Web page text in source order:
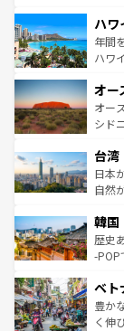
ば市
着の
のよ
ンメ
西部
部の
文化
しみ
ならでは
情報
ハワ
年間
ハワ
ワイ
島だ
おす
れる
人々
ク、
ワイを、
はコ
オー
オー
シド
リア
ク）
ど、
いる
ビン
い。
参照
台湾
日本
自然
ン）
と山
驚き
容に
照し
韓国
歴史
-POP
き、
でき
まで
ベト
豊か
く伸